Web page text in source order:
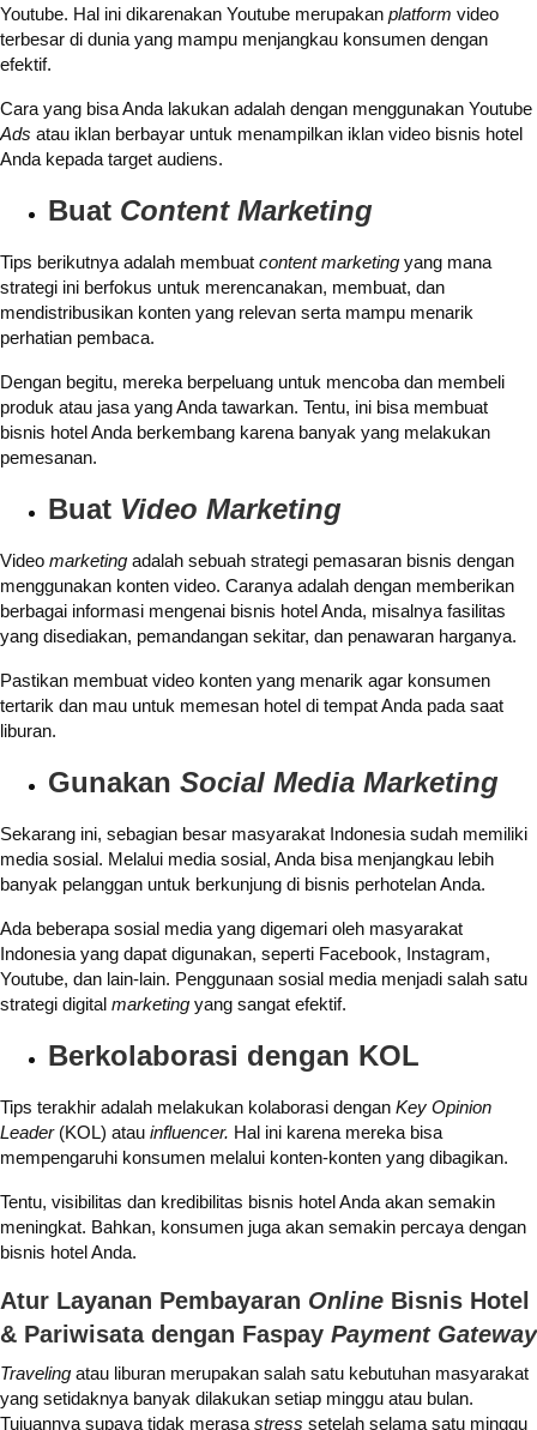
Youtube. Hal ini dikarenakan Youtube merupakan platform video
terbesar di dunia yang mampu menjangkau konsumen dengan
efektif.
Cara yang bisa Anda lakukan adalah dengan menggunakan Youtube
Ads atau iklan berbayar untuk menampilkan iklan video bisnis hotel
Anda kepada target audiens.
Buat Content Marketing
Tips berikutnya adalah membuat content marketing yang mana
strategi ini berfokus untuk merencanakan, membuat, dan
mendistribusikan konten yang relevan serta mampu menarik
perhatian pembaca.
Dengan begitu, mereka berpeluang untuk mencoba dan membeli
produk atau jasa yang Anda tawarkan. Tentu, ini bisa membuat
bisnis hotel Anda berkembang karena banyak yang melakukan
pemesanan.
Buat Video Marketing
Video marketing adalah sebuah strategi pemasaran bisnis dengan
menggunakan konten video. Caranya adalah dengan memberikan
berbagai informasi mengenai bisnis hotel Anda, misalnya fasilitas
yang disediakan, pemandangan sekitar, dan penawaran harganya.
Pastikan membuat video konten yang menarik agar konsumen
tertarik dan mau untuk memesan hotel di tempat Anda pada saat
liburan.
Gunakan Social Media Marketing
Sekarang ini, sebagian besar masyarakat Indonesia sudah memiliki
media sosial. Melalui media sosial, Anda bisa menjangkau lebih
banyak pelanggan untuk berkunjung di bisnis perhotelan Anda.
Ada beberapa sosial media yang digemari oleh masyarakat
Indonesia yang dapat digunakan, seperti Facebook, Instagram,
Youtube, dan lain-lain. Penggunaan sosial media menjadi salah satu
strategi digital marketing yang sangat efektif.
Berkolaborasi dengan KOL
Tips terakhir adalah melakukan kolaborasi dengan Key Opinion
Leader (KOL) atau influencer. Hal ini karena mereka bisa
mempengaruhi konsumen melalui konten-konten yang dibagikan.
Tentu, visibilitas dan kredibilitas bisnis hotel Anda akan semakin
meningkat. Bahkan, konsumen juga akan semakin percaya dengan
bisnis hotel Anda.
Atur Layanan Pembayaran Online Bisnis Hotel
& Pariwisata dengan Faspay Payment Gateway
Traveling atau liburan merupakan salah satu kebutuhan masyarakat
yang setidaknya banyak dilakukan setiap minggu atau bulan.
Tujuannya supaya tidak merasa stress setelah selama satu minggu